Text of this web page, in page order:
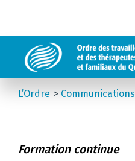
L’Ordre Communications
Formation continue